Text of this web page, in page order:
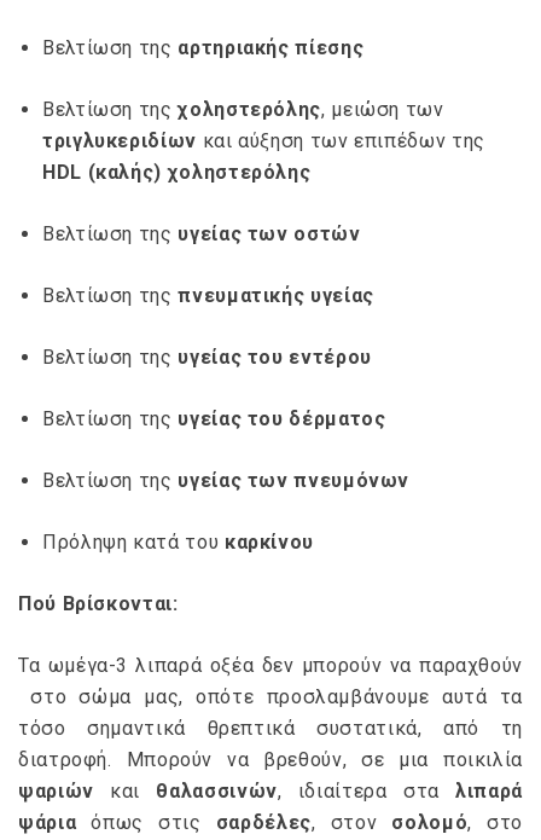
Βελτίωση της αρτηριακής πίεσης
Βελτίωση τηςχοληστερόλης, μειώση των
τριγλυκεριδίων και αύξηση των επιπέδων της
HDL (καλής) χοληστερόλης
Βελτίωση της υγείας των οστών
Βελτίωση τηςπνευματικής υγείας
Βελτίωση της υγείας του εντέρου
Βελτίωση της υγείας του δέρματος
Βελτίωση της υγείας των πνευμόνων
Πρόληψη κατά του καρκίνου
Πού Βρίσκονται:
Τα ωμέγα-3 λιπαρά οξέα δεν μπορούν να παραχθούν
στο σώμα μας, οπότε προσλαμβάνουμε αυτά τα
τόσο σημαντικά θρεπτικά συστατικά, από τη
διατροφή. Μπορούν να βρεθούν, σε μια ποικιλία
ψαριών και θαλασσινών, ιδιαίτερα σταλιπαρά
ψάρια όπως στις σαρδέλες, στον σολομό, στο